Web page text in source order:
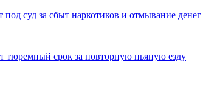
суд за сбыт наркотиков и отмывание денег
тюремный срок за повторную пьяную езду